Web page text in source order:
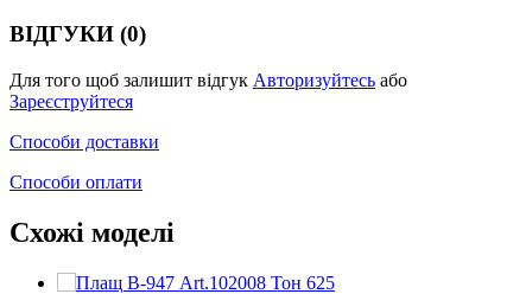
ВІДГУКИ (0)
Для того щоб залишит відгук Авторизуйтесь або
Зареєструйтеся
Способи доставки
Способи оплати
Схожі моделі